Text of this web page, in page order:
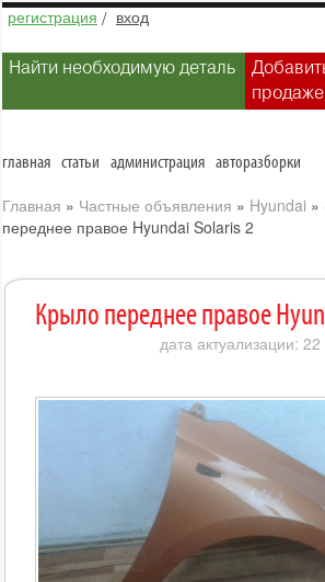
регистрация / вход
Найти необходимую деталь
главная статьи администрация авторазборки
Главная » Частные объявления » Hyundai »
переднее правое Hyundai Solaris 2
Крыло переднее правое
дата актуализации: